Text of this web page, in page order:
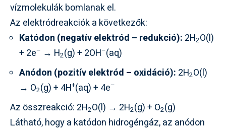
vízmolekulák bomlanak el.
Az elektródreakciók a következők:
Katódon (negatív elektród – redukció): 2H2O(l)
+ 2e– → H2(g) + 2OH–(aq)
Anódon (pozitív elektród – oxidáció): 2H2O(l)
→ O2(g) + 4H+(aq) + 4e–
Az összreakció: 2H2O(l) → 2H2(g) + O2(g)
Látható, hogy a katódon hidrogéngáz, az anódon